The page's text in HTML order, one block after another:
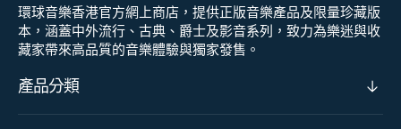
環球音樂香港官方網上商店，提供正版音樂產品及限量珍藏版
本，涵蓋中外流行、古典、爵士及影音系列，致力為樂迷與收
藏家帶來高品質的音樂體驗與獨家發售。
產品分類